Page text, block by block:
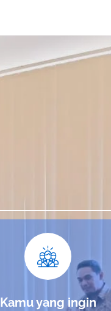
Kamu yang ingin